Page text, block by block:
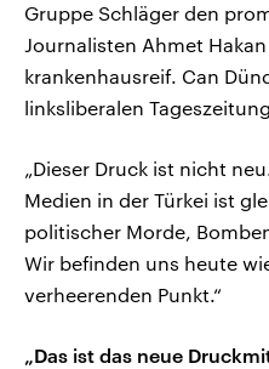
Gruppe Schläger den
Journalisten Ahmet
krankenhausreif. Can
linksliberalen
„Dieser Druck ist nicht
Medien in der Türkei ist
politischer Morde,
Wir befinden uns heute
verheerenden Punkt.“
„Das ist das neue